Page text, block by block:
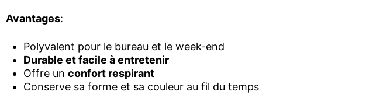
Avantages:
Polyvalent pour le bureau et le week-end
Durable et facile à entretenir
Offre un confort respirant
Conserve sa forme et sa couleur au fil du temps